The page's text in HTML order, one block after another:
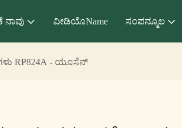
ನಾವು ವೀಡಿಯೊName ಸಂಪನ್ಮೂಲ
RP824A - ಯೂಸೆನ್